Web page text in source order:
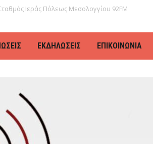
Ιεράς Πόλεως Μεσολογγίου 92FM
ΕΚΔΗΛΏΣΕΙΣ ΕΠΙΚΟΙΝΩΝΊΑ